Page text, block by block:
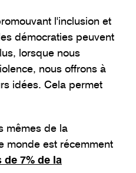
l'inclusion et
démocraties peuvent
lorsque nous
nous offrons à
idées. Cela permet
mêmes de la
monde est récemment
de 7% de la